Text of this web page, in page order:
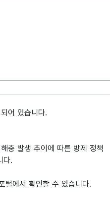
어 있습니다.
충 발생 추이에 따른 방제 정책
다.
털에서 확인할 수 있습니다.